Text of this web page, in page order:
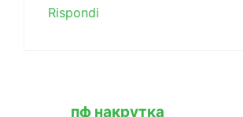
Rispondi
пф накрутка